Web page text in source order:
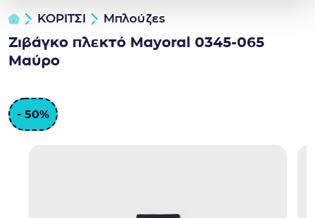
ΚΟΡΙΤΣΙ Μπλούζες
Ζιβάγκο πλεκτό Mayoral 0345-065
Μαύρο
- 50%